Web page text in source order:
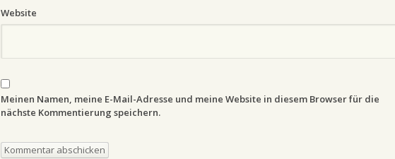
Website
Meinen Namen, meine E-Mail-Adresse und meine Website in diesem Browser für die
nächste Kommentierung speichern.